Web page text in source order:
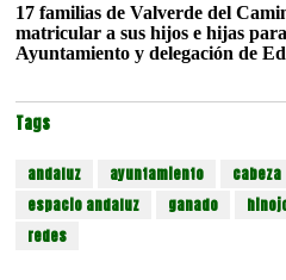
17 familias de Valverde del
matricular a sus hijos e hijas
Ayuntamiento y delegación de
Tags
andaluz ayuntamiento cabeza
espacio andaluz
ganado
redes